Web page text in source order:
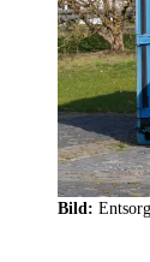
Bild: